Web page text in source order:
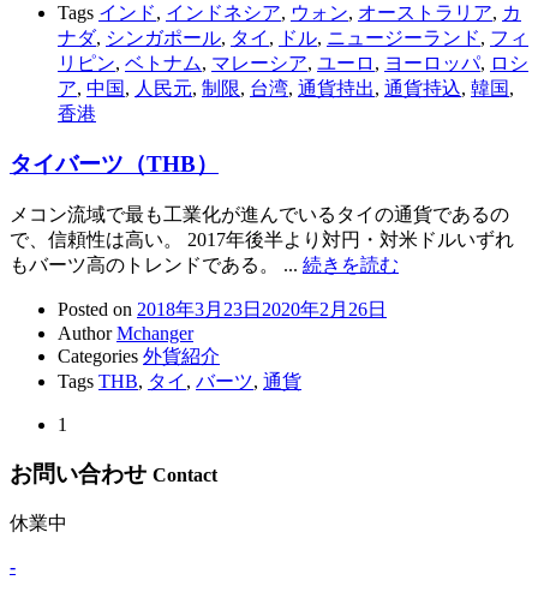
Tags インド, インドネシア, ウォン, オーストラリア, カ
ナダ, シンガポール, タイ , ドル, ニュージーランド, フィ
リピン, ベトナム, マレーシア, ユーロ , ヨーロッパ, ロシ
ア, 中国, 人民元, 制限, 台湾, 通貨持出, 通貨持込, 韓国,
香港
タイバーツ（THB）
メコン流域で最も工業化が進んでいるタイの通貨であるの
で、信頼性は高い。 2017年後半より対円・対米ドルいずれ
もバーツ高のトレンドである。 ... 続きを読む
Posted on 2018年3月23日 2020年2月26日
AuthorMchanger
Categories 外貨紹介
Tags THB, タイ , バーツ, 通貨
1
お問い合わせ Contact
休業中
-